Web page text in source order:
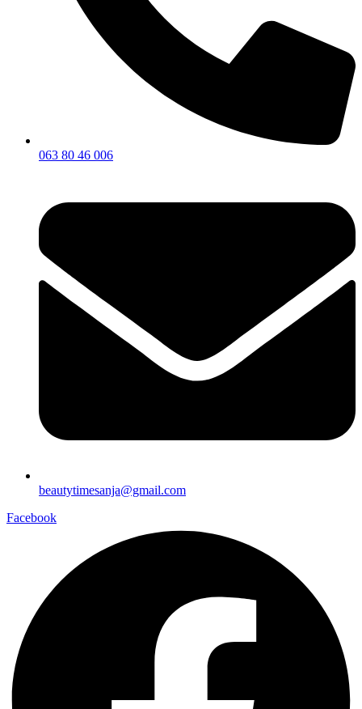
063 80 46 006
beautytimesanja@gmail.com
Facebook